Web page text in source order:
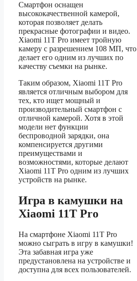
Смартфон оснащен
высококачественной камерой,
которая позволяет делать
прекрасные фотографии и видео.
Xiaomi 11T Pro имеет тройную
камеру с разрешением 108 МП, что
делает его одним из лучших по
качеству съемки на рынке.
Таким образом, Xiaomi 11T Pro
является отличным выбором для
тех, кто ищет мощный и
производительный смартфон с
отличной камерой. Хотя в этой
модели нет функции
беспроводной зарядки, она
компенсируется другими
преимуществами и
возможностями, которые делают
Xiaomi 11T Pro одним из лучших
устройств на рынке.
Игра в камушки на
Xiaomi 11T Pro
На смартфоне Xiaomi 11T Pro
можно сыграть в игру в камушки!
Эта забавная игра уже
предустановлена на устройстве и
доступна для всех пользователей.